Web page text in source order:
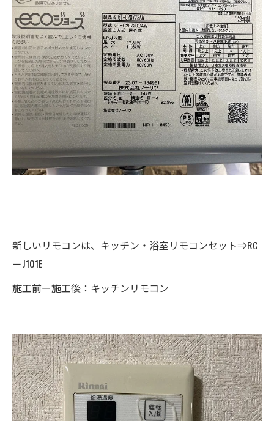
新しいリモコンは、キッチン・浴室リモコンセット⇒RC
－J101E
施工前ー施工後：キッチンリモコン